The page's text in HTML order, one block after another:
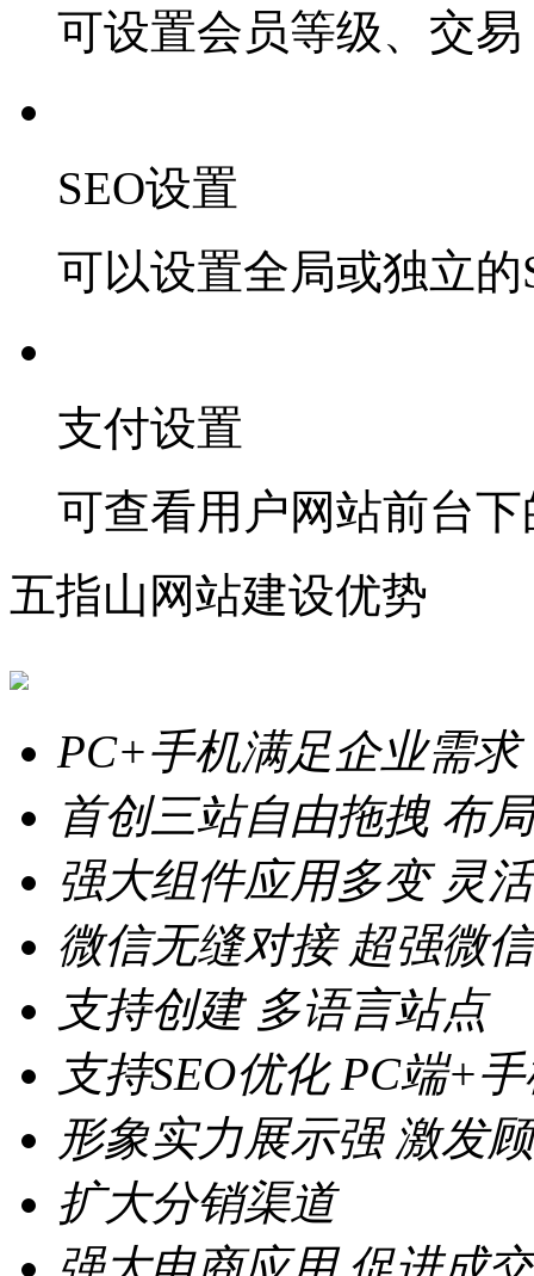
可设置会员等级、交
SEO设置
可以设置全局或独立
支付设置
可查看用户网站前台
五指山网站建设优势
PC+手机满足企业需求
首创三站自由拖拽 布
强大组件应用多变 灵
微信无缝对接 超强微
支持创建 多语言站点
支持SEO优化 PC端+
形象实力展示强 激发
扩大分销渠道